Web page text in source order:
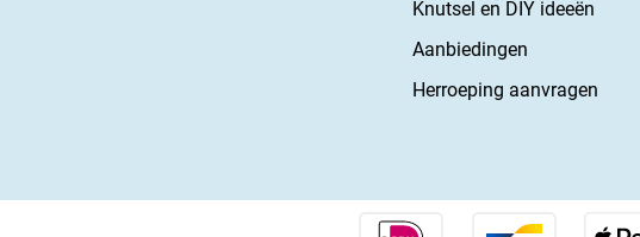
Knutsel en DIY ideeën
Aanbiedingen
Herroeping aanvragen